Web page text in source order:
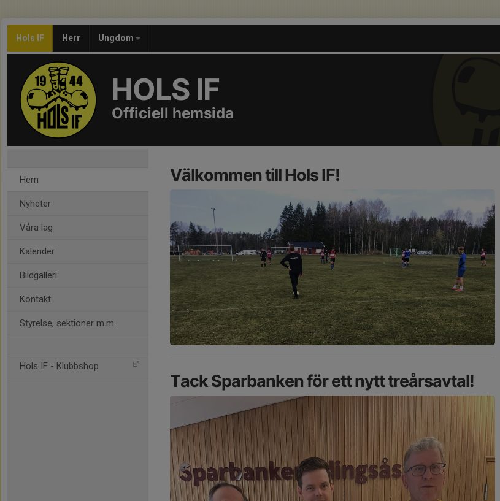
Hols IF Herr Ungdom
HOLS IF
Officiell hemsida
Hem
Nyheter
Våra lag
Kalender
Bildgalleri
Kontakt
Styrelse, sektioner m.m.
Hols IF - Klubbshop
Välkommen till Hols IF!
Tack Sparbanken för ett nytt treårsavtal!